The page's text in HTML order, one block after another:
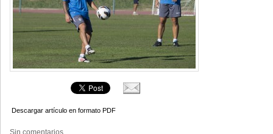
Descargar artículo en formato PDF
Sin comentarios